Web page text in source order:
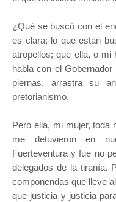
¿Qué se buscó con el
es clara; lo que están
atropellos; que ella, o
habla con el
piernas, arrastra su
pretorianismo.
Pero ella, mi mujer, toda
me detuvieron en
Fuerteventura y fue no
delegados de la tiranía.
componendas que lleve
que justicia y justicia